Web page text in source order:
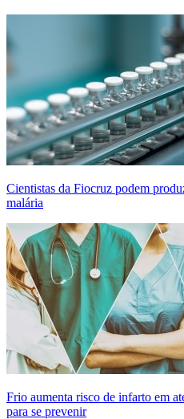
Cientistas da Fiocruz podem
malária
Frio aumenta risco de infarto em
para se prevenir